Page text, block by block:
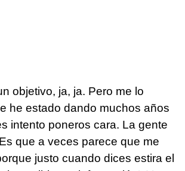
objetivo, ja, ja. Pero me lo
he estado dando muchos años
intento poneros cara. La gente
que a veces parece que me
justo cuando dices estira el